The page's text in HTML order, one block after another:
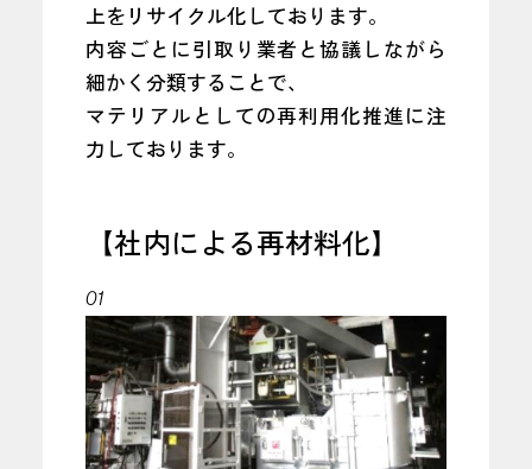
上をリサイクル化しております。
内容ごとに引取り業者と協議しながら
細かく分類することで、
マテリアルとしての再利用化推進に注
力しております。
【社内による再材料化】
01